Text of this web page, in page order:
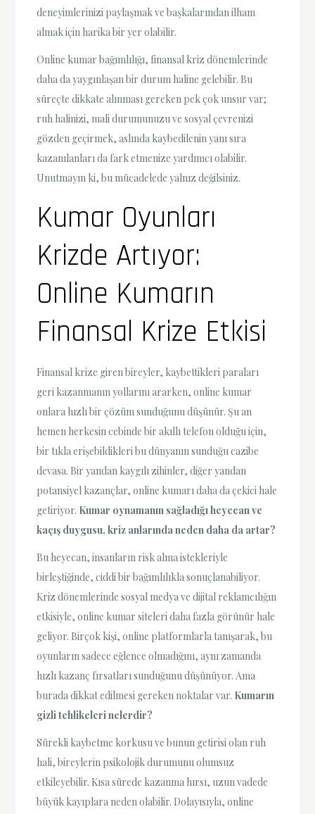
deneyimlerinizi paylaşmak ve başkalarından ilham
almak için harika bir yer olabilir.
Online kumar bağımlılığı, finansal kriz dönemlerinde
daha da yaygınlaşan bir durum haline gelebilir. Bu
süreçte dikkate alınması gereken pek çok unsur var;
ruh halinizi, mali durumunuzu ve sosyal çevrenizi
gözden geçirmek, aslında kaybedilenin yanı sıra
kazanılanları da fark etmenize yardımcı olabilir.
Unutmayın ki, bu mücadelede yalnız değilsiniz.
Kumar Oyunları
Krizde Artıyor:
Online Kumarın
Finansal Krize Etkisi
Finansal krize giren bireyler, kaybettikleri paraları
geri kazanmanın yollarını ararken, online kumar
onlara hızlı bir çözüm sunduğunu düşünür. Şu an
hemen herkesin cebinde bir akıllı telefon olduğu için,
bir tıkla erişebildikleri bu dünyanın sunduğu cazibe
devasa. Bir yandan kaygılı zihinler, diğer yandan
potansiyel kazançlar, online kumarı daha da çekici hale
getiriyor. Kumar oynamanın sağladığı heyecan ve
kaçış duygusu, kriz anlarında neden daha da artar?
Bu heyecan, insanların risk alma istekleriyle
birleştiğinde, ciddi bir bağımlılıkla sonuçlanabiliyor.
Kriz dönemlerinde sosyal medya ve dijital reklamcılığın
etkisiyle, online kumar siteleri daha fazla görünür hale
geliyor. Birçok kişi, online platformlarla tanışarak, bu
oyunların sadece eğlence olmadığını, aynı zamanda
hızlı kazanç fırsatları sunduğunu düşünüyor. Ama
burada dikkat edilmesi gereken noktalar var. Kumarın
gizli tehlikeleri nelerdir?
Sürekli kaybetme korkusu ve bunun getirisi olan ruh
hali, bireylerin psikolojik durumunu olumsuz
etkileyebilir. Kısa sürede kazanma hırsı, uzun vadede
büyük kayıplara neden olabilir. Dolayısıyla, online